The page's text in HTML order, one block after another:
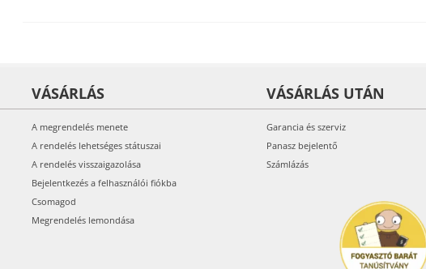
VÁSÁRLÁS
A megrendelés menete
A rendelés lehetséges státuszai
A rendelés visszaigazolása
Bejelentkezés a felhasználói fiókba
Csomagod
Megrendelés lemondása
VÁSÁRLÁS UTÁN
Garancia és szerviz
Panasz bejelentő
Számlázás